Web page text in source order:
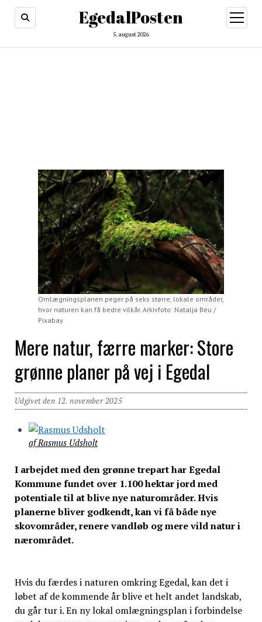
EgedalPosten
5. august 2026
open
menu
Omlægningsplanen peger på seks større, lokale områder,
hvor naturen kan få bedre vilkår. Arkivfoto: Natalja Beu /
Pixabay
Mere natur, færre marker: Store
grønne planer på vej i Egedal
Udgivet den 12. november 2025
af Rasmus Udsholt
I arbejdet med den grønne trepart har Egedal
Kommune fundet over 1.100 hektar jord med
potentiale til at blive nye naturområder. Hvis
planerne bliver godkendt, kan vi få både nye
skovområder, renere vandløb og mere vild natur i
nærområdet.
Hvis du færdes i naturen omkring Egedal, kan det i
løbet af de kommende år blive et helt andet landskab,
du går tur i. En ny lokal omlægningsplan i forbindelse